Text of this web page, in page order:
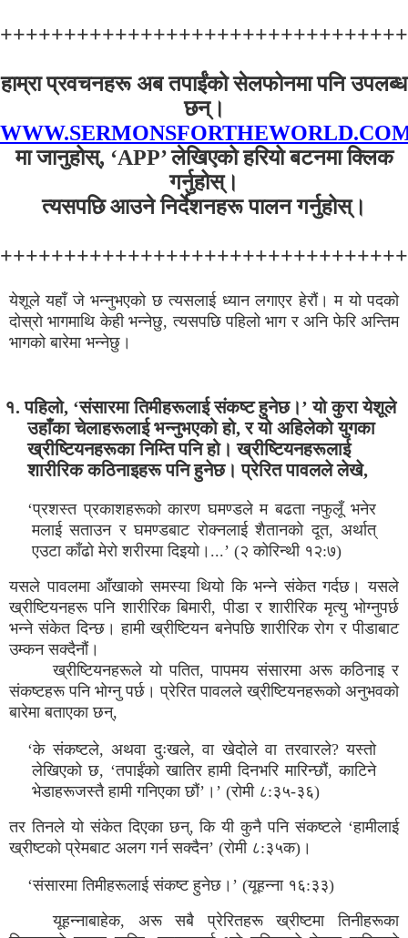
हाम्रा प्रवचनहरू अब तपाईंको सेलफोनमा पनि उपलब्ध
छन्।
मा जानुहोस्, ‘APP’ लेखिएको हरियो बटनमा क्लिक
गर्नुहोस्।
त्यसपछि आउने निर्देशनहरू पालन गर्नुहोस्।
येशूले यहाँ जे भन्नुभएको छ त्यसलाई ध्यान लगाएर हेरौं। म यो पदको
दोस्रो भागमाथि केही भन्नेछु, त्यसपछि पहिलो भाग र अनि फेरि अन्तिम
भागको बारेमा भन्नेछु।
१. पहिलो, ‘संसारमा तिमीहरूलाई संकष्ट हुनेछ।’ यो कुरा येशूले
उहाँका चेलाहरूलाई भन्नुभएको हो, र यो अहिलेको युगका
ख्रीष्टियनहरूका निम्ति पनि हो। ख्रीष्टियनहरूलाई
शारीरिक कठिनाइहरू पनि हुनेछ। प्रेरित पावलले लेखे,
‘प्रशस्त प्रकाशहरूको कारण घमण्डले म बढता नफुलूँ भनेर
मलाई सताउन र घमण्डबाट रोक्नलाई शैतानको दूत, अर्थात्
एउटा काँढो मेरो शरीरमा दिइयो।...’ (२ कोरिन्थी १२:७)
यसले पावलमा आँखाको समस्या थियो कि भन्ने संकेत गर्दछ। यसले
ख्रीष्टियनहरू पनि शारीरिक बिमारी, पीडा र शारीरिक मृत्यु भोग्नुपर्छ
भन्ने संकेत दिन्छ। हामी ख्रीष्टियन बनेपछि शारीरिक रोग र पीडाबाट
उम्कन सक्दैनौं।
ख्रीष्टियनहरूले यो पतित, पापमय संसारमा अरू कठिनाइ र
संकष्टहरू पनि भोग्नु पर्छ। प्रेरित पावलले ख्रीष्टियनहरूको अनुभवको
बारेमा बताएका छन्,
‘के संकष्टले, अथवा दुःखले, वा खेदोले वा तरवारले? यस्तो
लेखिएको छ, ‘तपाईंको खातिर हामी दिनभरि मारिन्छौं, काटिने
भेडाहरूजस्तै हामी गनिएका छौं’।’ (रोमी ८:३५-३६)
तर तिनले यो संकेत दिएका छन्, कि यी कुनै पनि संकष्टले ‘हामीलाई
ख्रीष्टको प्रेमबाट अलग गर्न सक्दैन’ (रोमी ८:३५क)।
‘संसारमा तिमीहरूलाई संकष्ट हुनेछ।’ (यूहन्ना १६:३३)
यूहन्नाबाहेक, अरू सबै प्रेरितहरू ख्रीष्टमा तिनीहरूका